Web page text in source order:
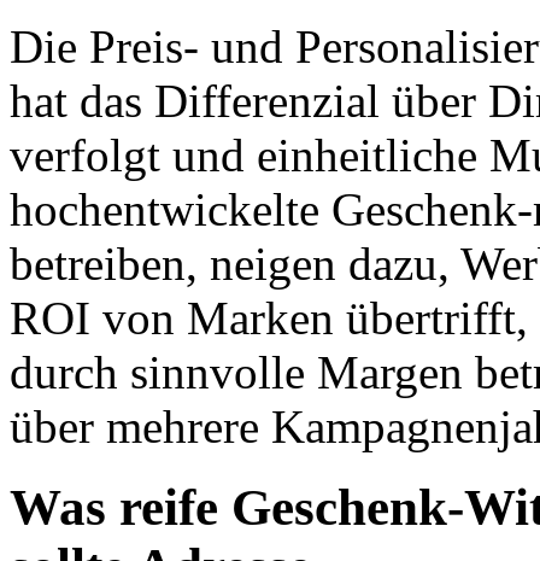
Die Preis- und
hat das Differenzial über
verfolgt und einheitliche
hochentwickelte
betreiben, neigen dazu,
ROI von Marken übertrifft,
durch sinnvolle Margen
über mehrere
Was reife Geschenk-